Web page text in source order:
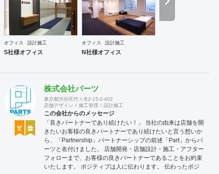
オフィス 設計施工
S社様オフィス
オフィス 設計施工
N社様オフィス
株式会社パーツ
東京都渋谷区代々木2-15-2-402
店舗デザイン
施工管理 設計施工
この会社からのメッセージ
「良きパートナーであり続けたい！」 当社の由来は店舗を開
きたいお客様の良きパートナーであり続けたいと言う想いか
ら、「Partnership」パートナーシップの前述「Part」からパ
ーツと名付けました。 店舗開発・店舗設計・施工・アフター
フォローまで、お客様の良きパートナーであることをお約束
いたします。 ポジティブは人に伝わります。 伝わったポジ